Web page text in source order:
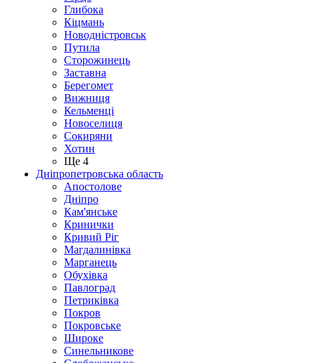
Глибока
Кіцмань
Новодністровськ
Путила
Сторожинець
Заставна
Берегомет
Вижниця
Кельменці
Новоселиця
Сокиряни
Хотин
Ще 4
Дніпропетровська область
Апостолове
Дніпро
Кам'янське
Кринички
Кривий Ріг
Магдалинівка
Марганець
Обухівка
Павлоград
Петриківка
Покров
Покровське
Широке
Синельникове